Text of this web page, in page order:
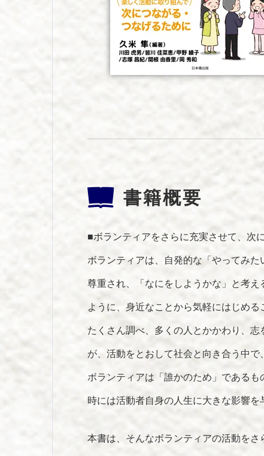
書籍概要
■ボランティアをさらに充実させて、次
ボランティアは、自発的な「やってみ
尊重され、「なにをしようかな」と考
ように、身近なことから気軽にはじめる
たくさん調べ、多くの人とかかわり、
が、活動をとおして社会と向き合う中で
ボランティアは「誰かのため」であるも
時には活動者自身の人生に大きな影響を
本書は、そんなボランティアの活動を